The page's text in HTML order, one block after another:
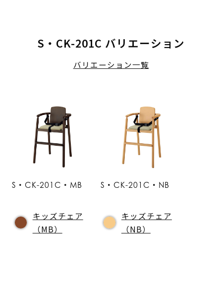
S・CK-201C バリエーション
バリエーション一覧
S・CK-201C・MB
キッズチェア
（MB）
S・CK-201C・NB
キッズチェア
（NB）